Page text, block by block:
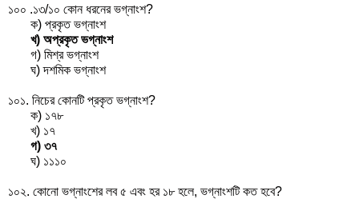
১০০ .১৩/১০ কোন ধরনের ভগ্নাংশ?
ক) প্রকৃত ভগ্নাংশ
খ) অপ্রকৃত ভগ্নাংশ
গ) মিশ্র ভগ্নাংশ
ঘ) দশমিক ভগ্নাংশ
১০১. নিচের কোনটি প্রকৃত ভগ্নাংশ?
ক) ১৭৮
খ) ১৭
গ) ৩৭
ঘ) ১১১০
১০২. কোনো ভগ্নাংশের লব ৫ এবং হর ১৮ হলে, ভগ্নাংশটি কত হবে?